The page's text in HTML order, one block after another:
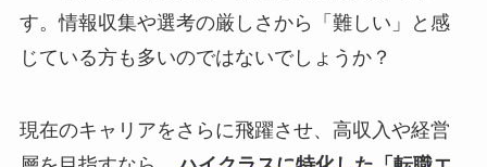
す。情報収集や選考の厳しさから「難しい」と感
じている方も多いのではないでしょうか？
現在のキャリアをさらに飛躍させ、高収入や経営